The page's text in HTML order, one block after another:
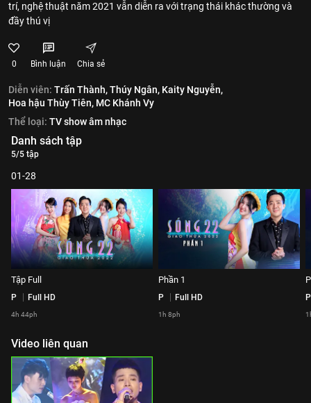
trí, nghệ thuật năm 2021 vẫn diễn ra với trạng thái khác thường và
đầy thú vị
0 Bình luận Chia sẻ
Diễn viên: Trấn Thành,Thúy Ngân, Kaity Nguyễn,
Hoa hậu Thùy Tiên, MC Khánh Vy
Thể loại: TV show âm nhạc
Danh sách tập
5/5 tập
01-28
Tập Full
P Full HD
4h 44ph
Phần 1
P Full HD
1h 8ph
P
Video liên quan